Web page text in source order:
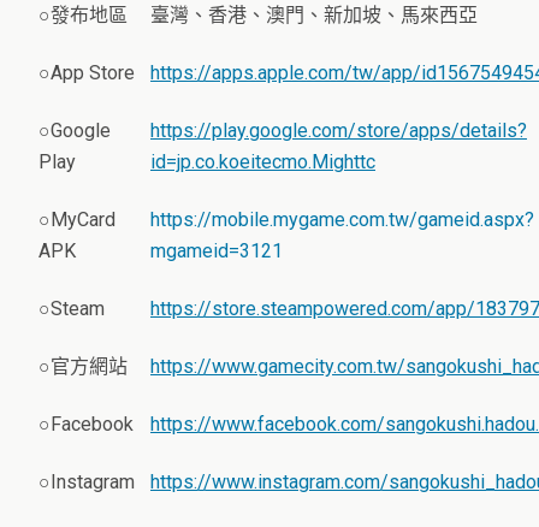
○發布地區 臺灣、香港、澳門、新加坡、馬來西亞
○App Store https://apps.apple.com/tw/app/
○Google
Play
https://play.google.com/store/apps/details?
id=jp.co.koeitecmo.Mighttc
○MyCard
APK
https://mobile.mygame.com.tw/gameid.aspx?
mgameid=3121
○Steam https://store.steampowered.com/app/
○官方網站 https://www.gamecity.com.tw/
○Facebook https://www.facebook.com/
○Instagram https://www.instagram.com/